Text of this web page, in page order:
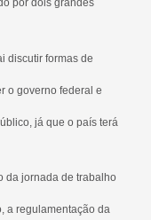
por dois grandes
discutir formas de
o governo federal e
já que o país terá
da jornada de trabalho
a regulamentação da